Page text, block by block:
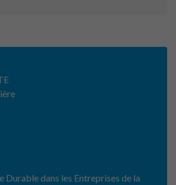
Durable dans les Entreprises de la